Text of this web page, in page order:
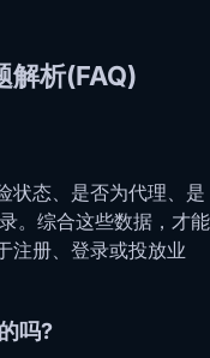
解析(FAQ)
状态、是否为代理、是
。综合这些数据，才能
注册、登录或投放业
吗?